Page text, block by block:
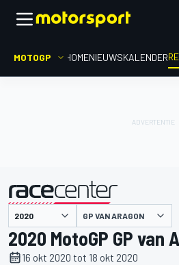
MOTOGP HOMENIEUWSKALENDER
gepresenteerd door GP VAN ARAGON
2020 MotoGP GP van
16 okt 2020 tot 18 okt 2020